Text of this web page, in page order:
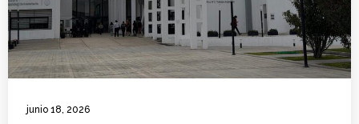
junio 18, 2026